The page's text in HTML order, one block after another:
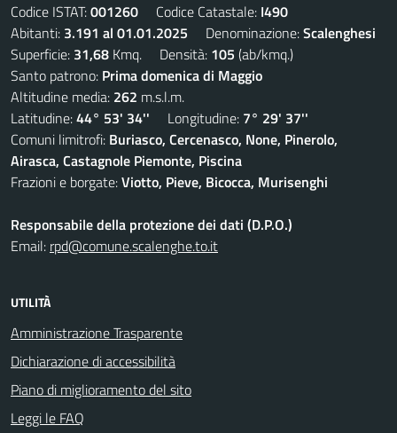
Codice ISTAT:001260 Codice Catastale: I490
Abitanti: 3.191 al 01.01.2025 Denominazione:Scalenghesi
Superficie: 31,68 Kmq. Densità: 105 (ab/kmq.)
Santo patrono: Prima domenica di Maggio
Altitudine media: 262 m.s.l.m.
Latitudine:44° 53' 34'' Longitudine: 7° 29' 37''
Comuni limitrofi: Buriasco, Cercenasco, None, Pinerolo,
Airasca, Castagnole Piemonte, Piscina
Frazioni e borgate:Viotto, Pieve, Bicocca, Murisenghi
Responsabile della protezione dei dati (D.P.O.)
Email: rpd@comune.scalenghe.to.it
UTILITÀ
Amministrazione Trasparente
Dichiarazione di accessibilità
Piano di miglioramento del sito
Leggi le FAQ